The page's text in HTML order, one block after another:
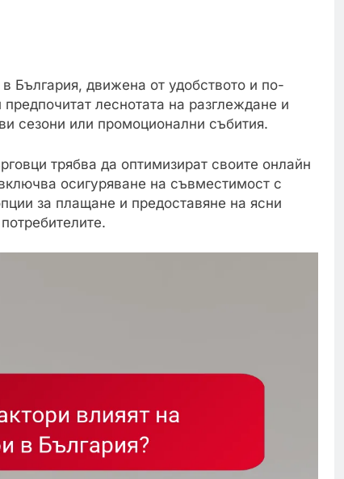
България, движена от удобството и по-
леснотата на разглеждане и
сезони или промоционални събития.
трябва да оптимизират своите онлайн
осигуряване на съвместимост с
за плащане и предоставяне на ясни